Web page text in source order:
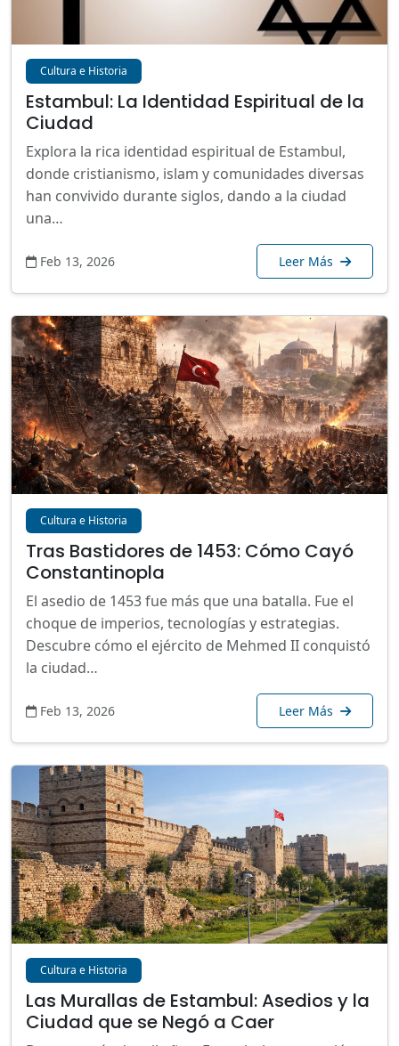
Cultura e Historia
Estambul: La Identidad Espiritual de la
Ciudad
Explora la rica identidad espiritual de Estambul,
donde cristianismo, islam y comunidades diversas
han convivido durante siglos, dando a la ciudad
una…
Feb 13, 2026 Leer Más
Cultura e Historia
Tras Bastidores de 1453: Cómo Cayó
Constantinopla
El asedio de 1453 fue más que una batalla. Fue el
choque de imperios, tecnologías y estrategias.
Descubre cómo el ejército de Mehmed II conquistó
la ciudad…
Feb 13, 2026 Leer Más
Cultura e Historia
Las Murallas de Estambul: Asedios y la
Ciudad que se Negó a Caer